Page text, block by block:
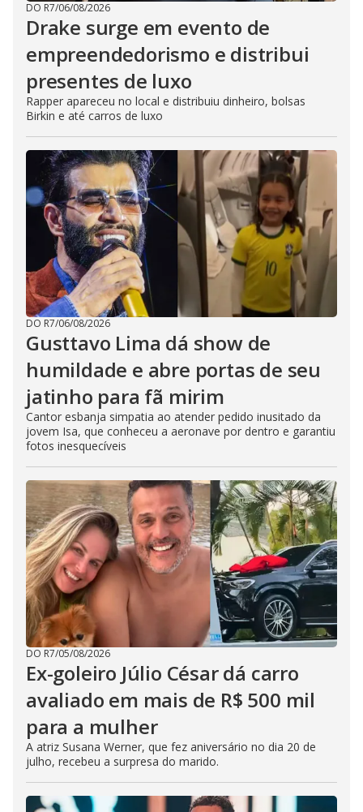
DO R7/06/08/2026
Drake surge em evento de
empreendedorismo e distribui
presentes de luxo
Rapper apareceu no local e distribuiu dinheiro, bolsas
Birkin e até carros de luxo
DO R7/06/08/2026
Gusttavo Lima dá show de
humildade e abre portas de seu
jatinho para fã mirim
Cantor esbanja simpatia ao atender pedido inusitado da
jovem Isa, que conheceu a aeronave por dentro e garantiu
fotos inesquecíveis
DO R7/05/08/2026
Ex-goleiro Júlio César dá carro
avaliado em mais de R$ 500 mil
para a mulher
A atriz Susana Werner, que fez aniversário no dia 20 de
julho, recebeu a surpresa do marido.